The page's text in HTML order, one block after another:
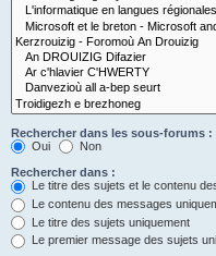
Rechercher dans les sous-forums :
Oui
Non
Rechercher dans :
Le titre des sujets et le contenu
Le contenu des messages
Le titre des sujets uniquement
Le premier message des sujets